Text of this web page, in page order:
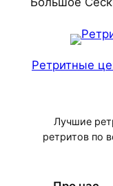
Ретритные
Лучшие
ретритов по